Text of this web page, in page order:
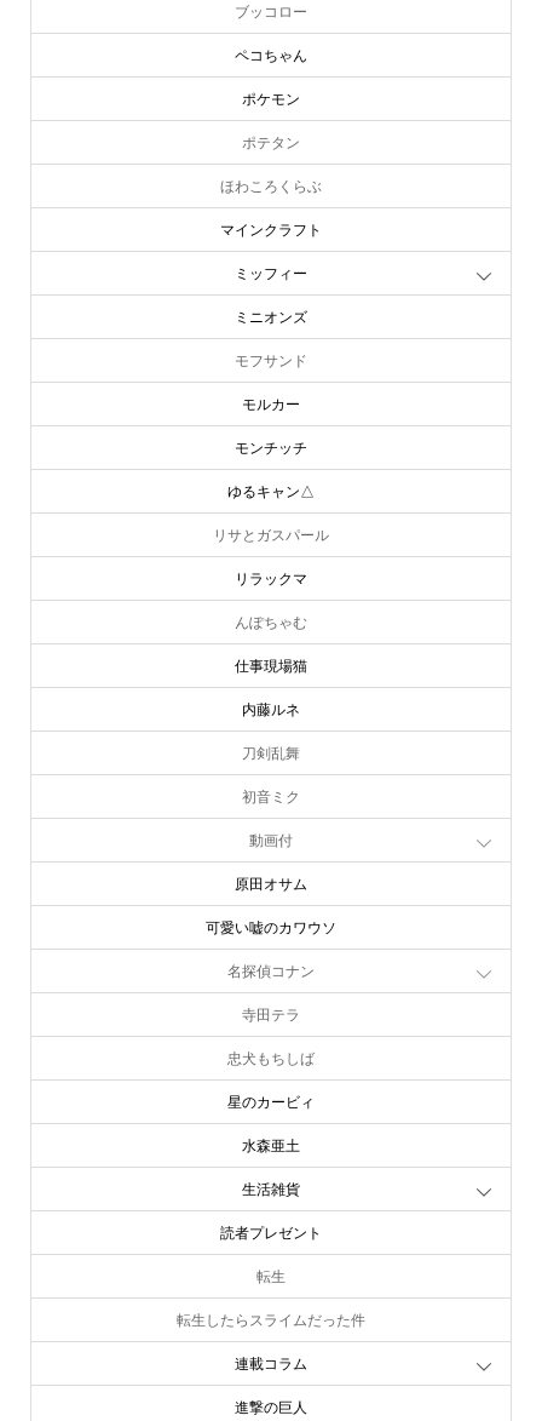
ブッコロー
ペコちゃん
ポケモン
ポテタン
ほわころくらぶ
マインクラフト
ミッフィー
ミニオンズ
モフサンド
モルカー
モンチッチ
ゆるキャン△
リサとガスパール
リラックマ
んぽちゃむ
仕事現場猫
内藤ルネ
刀剣乱舞
初音ミク
動画付
原田オサム
可愛い嘘のカワウソ
名探偵コナン
寺田テラ
忠犬もちしば
星のカービィ
水森亜土
生活雑貨
読者プレゼント
転生
転生したらスライムだった件
連載コラム
進撃の巨人